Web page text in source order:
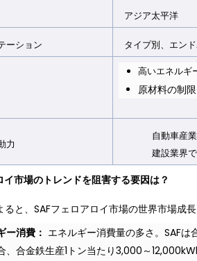
アジア太平洋
ーション タイプ別、エン
高いエネルギ
原材料の制限
力
自動車産
建設業界
イ市場のトレンドを阻害する要因は？
ると、SAFフェロアロイ市場の世界市場成
ー消費： エネルギー消費量の多さ。SAF
、合金鉄生産1トン当たり3,000～